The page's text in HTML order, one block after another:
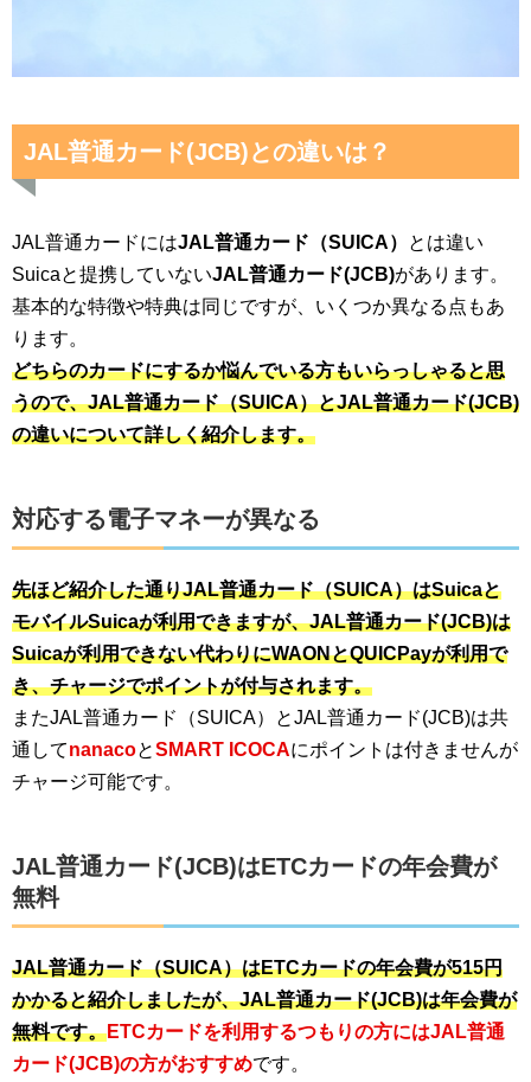
JAL普通カード(JCB)との違いは？
JAL普通カードにはJAL普通カード（SUICA）
とは違い
Suicaと提携していないJAL普通カード(JCB)があります。
基本的な特徴や特典は同じですが、いくつか異なる点もあ
ります。
どちらのカードにするか悩んでいる方もいらっしゃると思
うので、JAL普通カード（SUICA）とJAL普通カード(JCB)
の違いについて詳しく紹介します。
対応する電子マネーが異なる
先ほど紹介した通りJAL普通カード（SUICA）はSuicaと
モバイルSuicaが利用できますが、JAL普通カード(JCB)は
Suicaが利用できない代わりにWAONとQUICPayが利用で
き、チャージでポイントが付与されます。
またJAL普通カード（SUICA）とJAL普通カード(JCB)は共
通してnanacoとSMART ICOCAにポイントは付きませんが
チャージ可能です。
JAL普通カード(JCB)はETCカードの年会費が
無料
JAL普通カード（SUICA）はETCカードの年会費が515円
かかると紹介しましたが、JAL普通カード(JCB)は年会費が
無料です。ETCカードを利用するつもりの方にはJAL普通
カード(JCB)の方がおすすめです。